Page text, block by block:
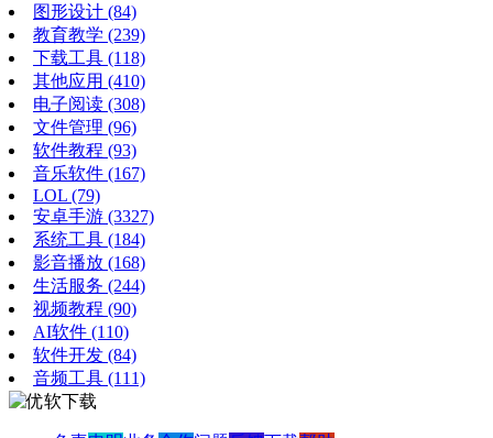
图形设计 (84)
教育教学 (239)
下载工具 (118)
其他应用 (410)
电子阅读 (308)
文件管理 (96)
软件教程 (93)
音乐软件 (167)
LOL (79)
安卓手游 (3327)
系统工具 (184)
影音播放 (168)
生活服务 (244)
视频教程 (90)
AI软件 (110)
软件开发 (84)
音频工具 (111)